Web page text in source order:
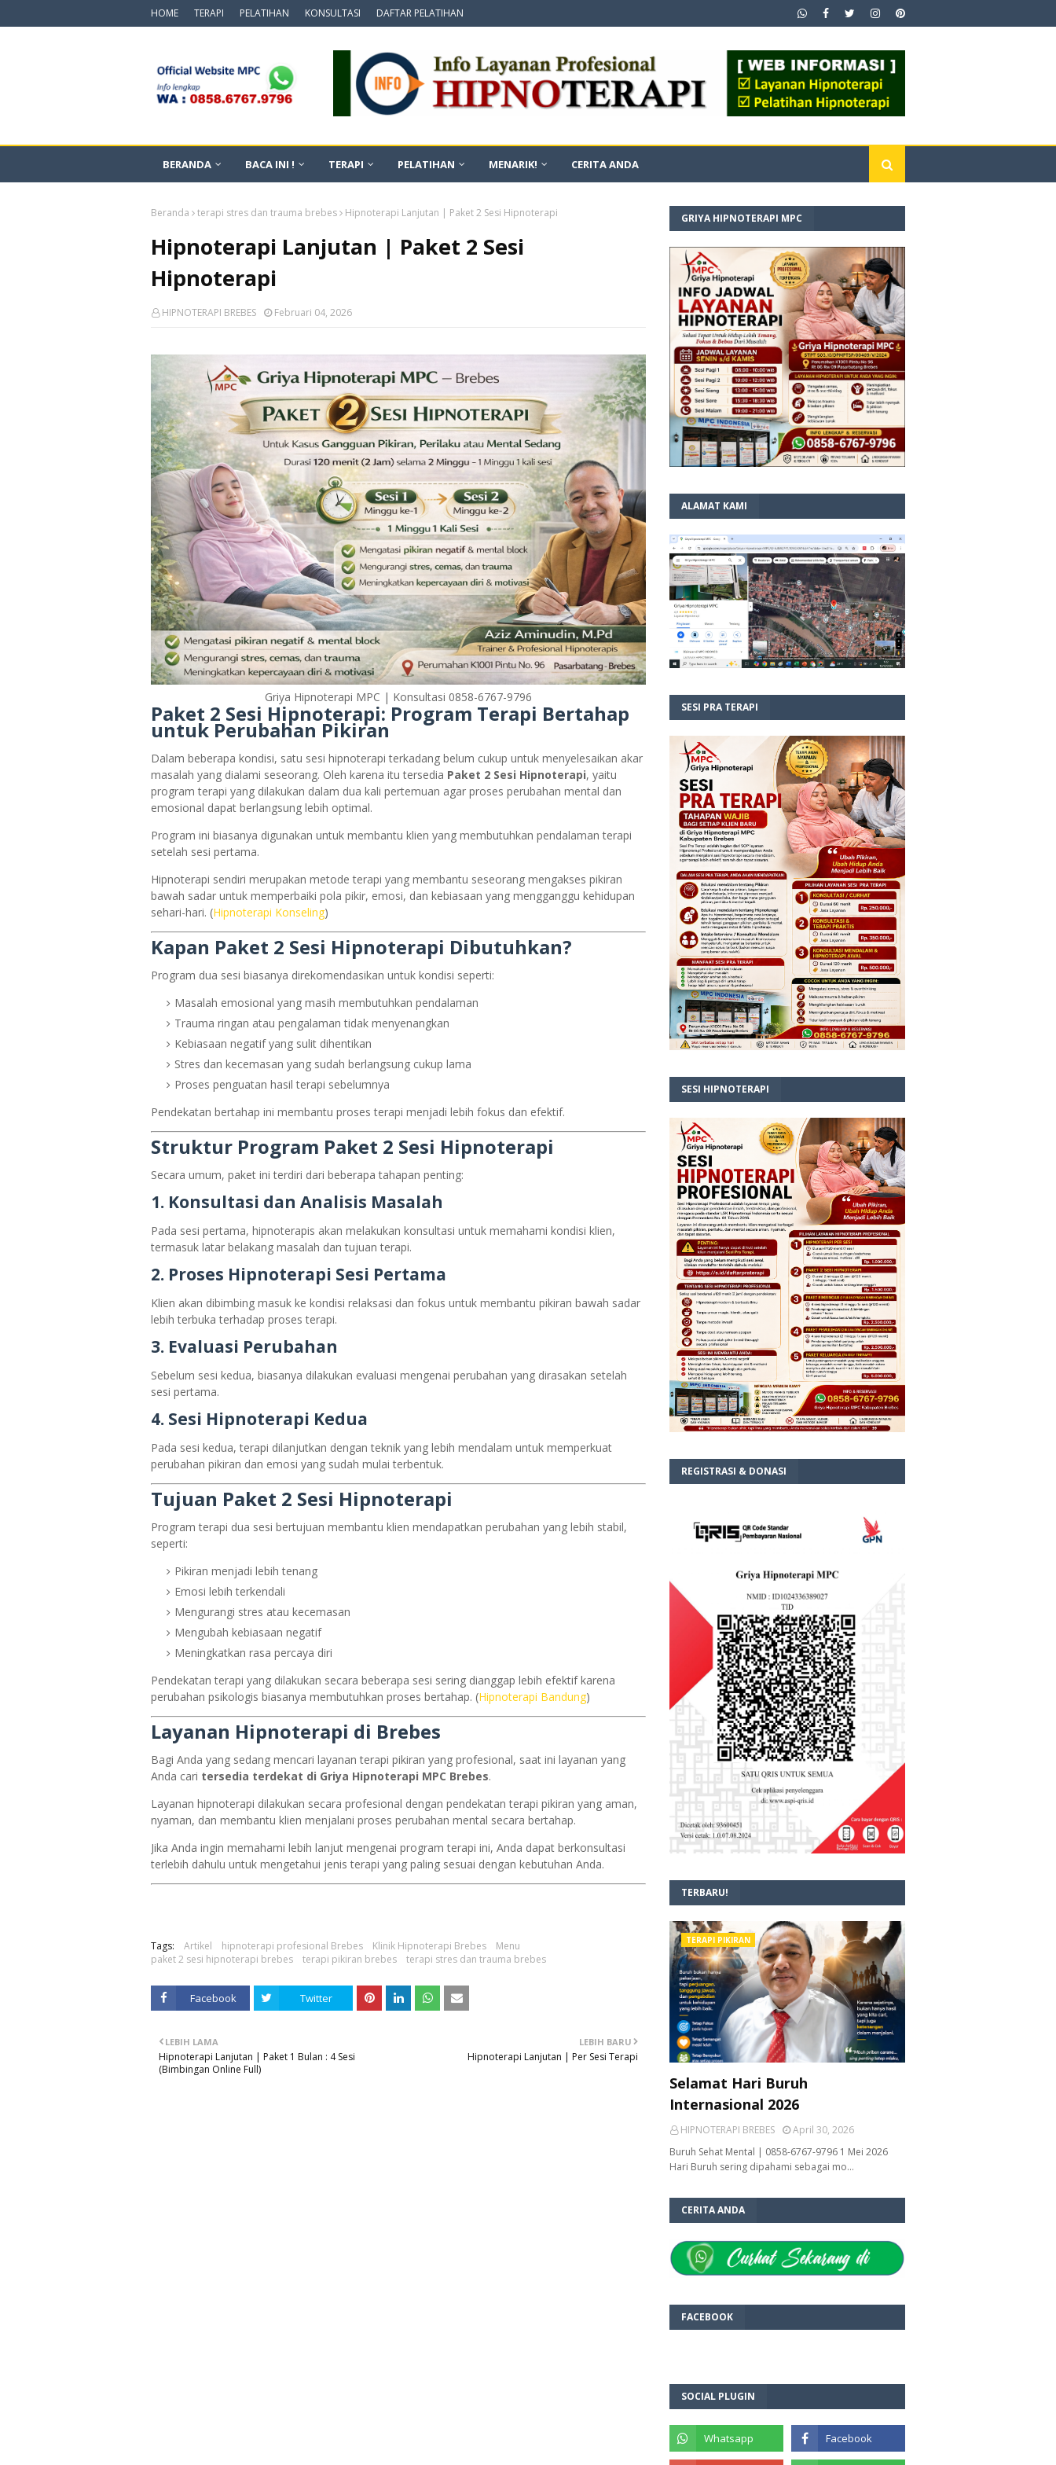
HOME TERAPI PELATIHAN KONSULTASI DAFTAR PELATIHAN
BERANDA BACA INI ! TERAPI PELATIHAN MENARIK! CERITA ANDA
Beranda terapi stres dan trauma brebes Hipnoterapi Lanjutan | Paket 2 Sesi Hipnoterapi
Hipnoterapi Lanjutan | Paket 2 Sesi
Hipnoterapi
HIPNOTERAPI BREBES Februari 04, 2026
Griya Hipnoterapi MPC | Konsultasi 0858-6767-9796
Paket 2 Sesi Hipnoterapi: Program Terapi Bertahap
untuk Perubahan Pikiran
Dalam beberapa kondisi, satu sesi hipnoterapi terkadang belum cukup untuk menyelesaikan akar
masalah yang dialami seseorang. Oleh karena itu tersedia Paket 2 Sesi Hipnoterapi, yaitu
program terapi yang dilakukan dalam dua kali pertemuan agar proses perubahan mental dan
emosional dapat berlangsung lebih optimal.
Program ini biasanya digunakan untuk membantu klien yang membutuhkan pendalaman terapi
setelah sesi pertama.
Hipnoterapi sendiri merupakan metode terapi yang membantu seseorang mengakses pikiran
bawah sadar untuk memperbaiki pola pikir, emosi, dan kebiasaan yang mengganggu kehidupan
sehari-hari. (Hipnoterapi Konseling)
Kapan Paket 2 Sesi Hipnoterapi Dibutuhkan?
Program dua sesi biasanya direkomendasikan untuk kondisi seperti:
Masalah emosional yang masih membutuhkan pendalaman
Trauma ringan atau pengalaman tidak menyenangkan
Kebiasaan negatif yang sulit dihentikan
Stres dan kecemasan yang sudah berlangsung cukup lama
Proses penguatan hasil terapi sebelumnya
Pendekatan bertahap ini membantu proses terapi menjadi lebih fokus dan efektif.
Struktur Program Paket 2 Sesi Hipnoterapi
Secara umum, paket ini terdiri dari beberapa tahapan penting:
1. Konsultasi dan Analisis Masalah
Pada sesi pertama, hipnoterapis akan melakukan konsultasi untuk memahami kondisi klien,
termasuk latar belakang masalah dan tujuan terapi.
2. Proses Hipnoterapi Sesi Pertama
Klien akan dibimbing masuk ke kondisi relaksasi dan fokus untuk membantu pikiran bawah sadar
lebih terbuka terhadap proses terapi.
3. Evaluasi Perubahan
Sebelum sesi kedua, biasanya dilakukan evaluasi mengenai perubahan yang dirasakan setelah
sesi pertama.
4. Sesi Hipnoterapi Kedua
Pada sesi kedua, terapi dilanjutkan dengan teknik yang lebih mendalam untuk memperkuat
perubahan pikiran dan emosi yang sudah mulai terbentuk.
Tujuan Paket 2 Sesi Hipnoterapi
Program terapi dua sesi bertujuan membantu klien mendapatkan perubahan yang lebih stabil,
seperti:
Pikiran menjadi lebih tenang
Emosi lebih terkendali
Mengurangi stres atau kecemasan
Mengubah kebiasaan negatif
Meningkatkan rasa percaya diri
Pendekatan terapi yang dilakukan secara beberapa sesi sering dianggap lebih efektif karena
perubahan psikologis biasanya membutuhkan proses bertahap. (Hipnoterapi Bandung)
Layanan Hipnoterapi di Brebes
Bagi Anda yang sedang mencari layanan terapi pikiran yang profesional, saat ini layanan yang
Anda cari tersedia terdekat di Griya Hipnoterapi MPC Brebes.
Layanan hipnoterapi dilakukan secara profesional dengan pendekatan terapi pikiran yang aman,
nyaman, dan membantu klien menjalani proses perubahan mental secara bertahap.
Jika Anda ingin memahami lebih lanjut mengenai program terapi ini, Anda dapat berkonsultasi
terlebih dahulu untuk mengetahui jenis terapi yang paling sesuai dengan kebutuhan Anda.
Tags: Artikel hipnoterapi profesional Brebes Klinik Hipnoterapi Brebes
Menu
paket 2 sesi hipnoterapi brebes
terapi pikiran brebes terapi stres dan trauma brebes
Facebook Twitter
LEBIH BARU
Hipnoterapi Lanjutan | Per Sesi Terapi
LEBIH LAMA
Hipnoterapi Lanjutan | Paket 1 Bulan : 4 Sesi
(Bimbingan Online Full)
GRIYA HIPNOTERAPI MPC
ALAMAT KAMI
SESI PRA TERAPI
SESI HIPNOTERAPI
REGISTRASI & DONASI
TERBARU!
TERAPI PIKIRAN
Selamat Hari Buruh
Internasional 2026
HIPNOTERAPI BREBES
April 30, 2026
Buruh Sehat Mental | 0858-6767-9796 1 Mei 2026
Hari Buruh sering dipahami sebagai mo…
CERITA ANDA
FACEBOOK
SOCIAL PLUGIN